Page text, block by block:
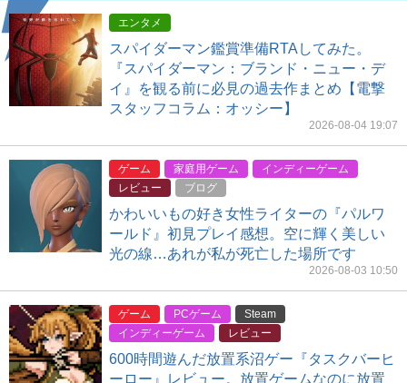
エンタメ
スパイダーマン鑑賞準備RTAしてみた。
『スパイダーマン：ブランド・ニュー・デ
イ』を観る前に必見の過去作まとめ【電撃
スタッフコラム：オッシー】
2026-08-04 19:07
ゲーム 家庭用ゲーム
インディーゲーム
レビュー
ブログ
かわいいもの好き女性ライターの『パルワ
ールド』初見プレイ感想。空に輝く美しい
光の線…あれが私が死亡した場所です
2026-08-03 10:50
ゲーム PCゲーム
Steam
インディーゲーム
レビュー
600時間遊んだ放置系沼ゲー『タスクバーヒ
ーロー』レビュー。放置ゲームなのに放置